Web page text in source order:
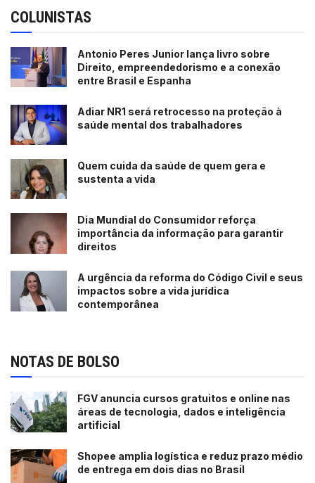
COLUNISTAS
Antonio Peres Junior lança livro sobre
Direito, empreendedorismo e a conexão
entre Brasil e Espanha
Adiar NR1 será retrocesso na proteção à
saúde mental dos trabalhadores
Quem cuida da saúde de quem gera e
sustenta a vida
Dia Mundial do Consumidor reforça
importância da informação para garantir
direitos
A urgência da reforma do Código Civil e seus
impactos sobre a vida jurídica
contemporânea
NOTAS DE BOLSO
FGV anuncia cursos gratuitos e online nas
áreas de tecnologia, dados e inteligência
artificial
Shopee amplia logística e reduz prazo médio
de entrega em dois dias no Brasil